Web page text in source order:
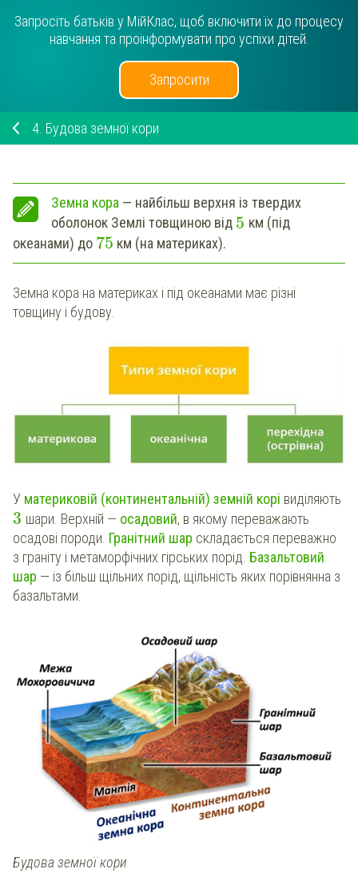
Запросіть батьків у МійКлас, щоб включити їх до процесу
навчання та проінформувати про успіхи дітей.
Запросити
4. Будова земної кори
Земна кора — найбільш верхня із твердих
оболонок Землі товщиною від 5 км (під
океанами) до 75 км (на материках).
Земна кора на материках і під океанами має різні
товщину і будову.
У материковій (континентальній) земній корі виділяють
3 шари. Верхній — осадовий, в якому переважають
осадові породи. Гранітний шар складається переважно
з граніту і метаморфічних гірських порід. Базальтовий
шар — із більш щільних порід, щільність яких порівнянна з
базальтами.
Будова земної кори